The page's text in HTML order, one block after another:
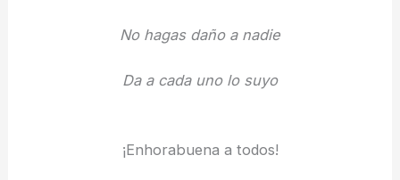
No hagas daño a nadie
Da a cada uno lo suyo
¡Enhorabuena a todos!